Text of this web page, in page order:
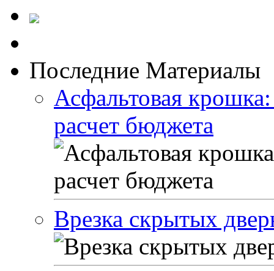
Последние Материалы
Асфальтовая
расчет бюджета
Врезка скрытых